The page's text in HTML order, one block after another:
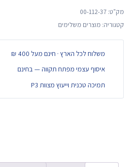
מק"ט: 00-112-37
קטגוריה: מוצרים משלימים
משלוח לכל הארץ · חינם מעל 400 ₪
איסוף עצמי מפתח תקווה — בחינם
תמיכה טכנית וייעוץ מצוות P3